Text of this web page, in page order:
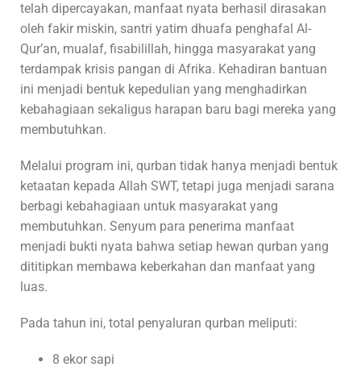
telah dipercayakan, manfaat nyata berhasil dirasakan
oleh fakir miskin, santri yatim dhuafa penghafal Al-
Qur’an, mualaf, fisabilillah, hingga masyarakat yang
terdampak krisis pangan di Afrika. Kehadiran bantuan
ini menjadi bentuk kepedulian yang menghadirkan
kebahagiaan sekaligus harapan baru bagi mereka yang
membutuhkan.
Melalui program ini, qurban tidak hanya menjadi bentuk
ketaatan kepada Allah SWT, tetapi juga menjadi sarana
berbagi kebahagiaan untuk masyarakat yang
membutuhkan. Senyum para penerima manfaat
menjadi bukti nyata bahwa setiap hewan qurban yang
dititipkan membawa keberkahan dan manfaat yang
luas.
Pada tahun ini, total penyaluran qurban meliputi:
8 ekor sapi